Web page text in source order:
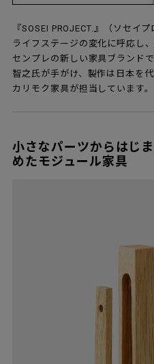
『SOSEI PROJECT.』（ソセイ
ライフステージの変化に呼応し
センプレの新しい家具ブランド
智之氏が手がけ、製作は日本を
カリモク家具が担当しています。
小さなパーツからはじ
めたモジュール家具